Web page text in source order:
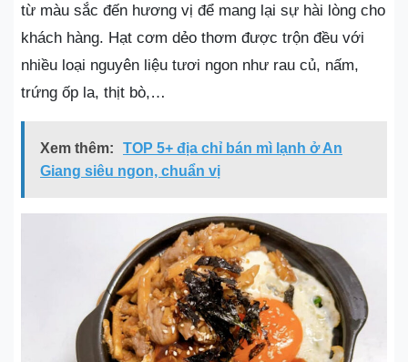
từ màu sắc đến hương vị để mang lại sự hài lòng cho
khách hàng. Hạt cơm dẻo thơm được trộn đều với
nhiều loại nguyên liệu tươi ngon như rau củ, nấm,
trứng ốp la, thịt bò,…
Xem thêm:
TOP 5+ địa chỉ bán mì lạnh ở An
Giang siêu ngon, chuẩn vị